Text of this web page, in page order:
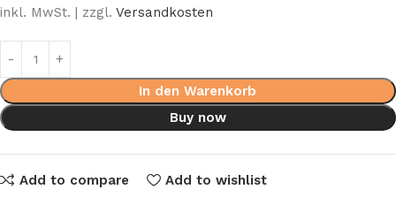
inkl. MwSt. | zzgl. Versandkosten
In den Warenkorb
Buy now
Add to compare Add to wishlist